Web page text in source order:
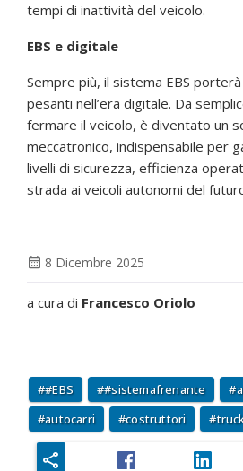
tempi di inattività del veicolo.
EBS e digitale
Sempre più, il sistema EBS
pesanti nell’era digitale. Da
fermare il veicolo, è diventato un
meccatronico, indispensabile per
livelli di sicurezza, efficienza
strada ai veicoli autonomi del
calendar_month 8 Dicembre 2025
a cura di Francesco Oriolo
#EBS #sistemafrenante
autocarri
costruttori